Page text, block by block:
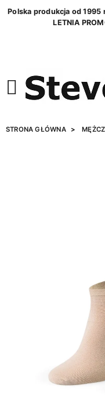
Polska produkcja od 1995
LETNIA
STRONA GŁÓWNA